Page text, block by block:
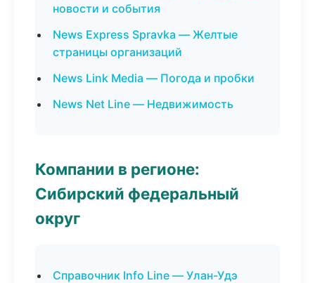
новости и события
News Express Spravka — Желтые
страницы организаций
News Link Media — Погода и пробки
News Net Line — Недвижимость
Компании в регионе:
Сибирский федеральный
округ
Справочник Info Line — Улан-Удэ